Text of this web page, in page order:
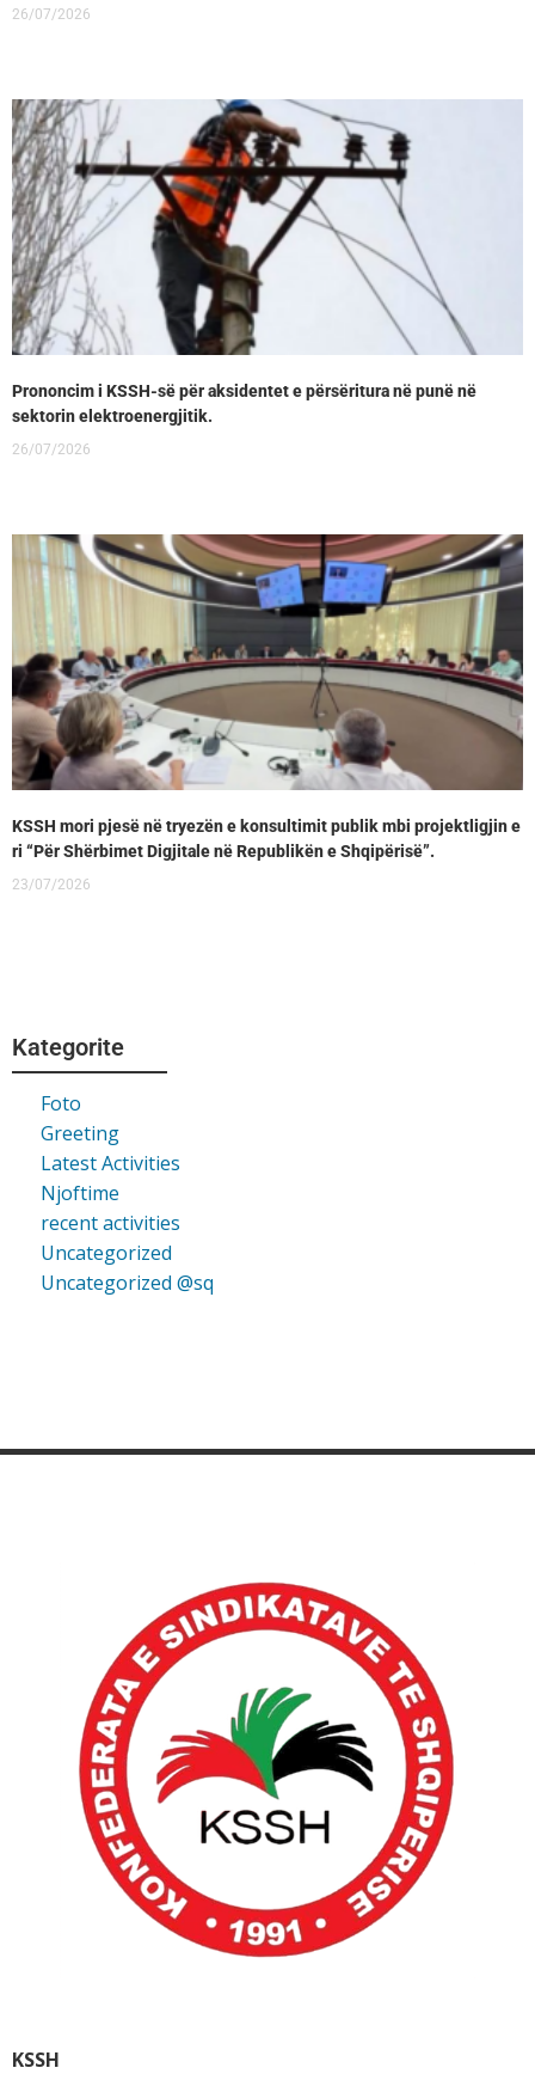
26/07/2026
Prononcim i KSSH-së për aksidentet e përsëritura në punë në
sektorin elektroenergjitik.
26/07/2026
KSSH mori pjesë në tryezën e konsultimit publik mbi projektligjin e
ri “Për Shërbimet Digjitale në Republikën e Shqipërisë”.
23/07/2026
Kategorite
Foto
Greeting
Latest Activities
Njoftime
recent activities
Uncategorized
Uncategorized @sq
KSSH